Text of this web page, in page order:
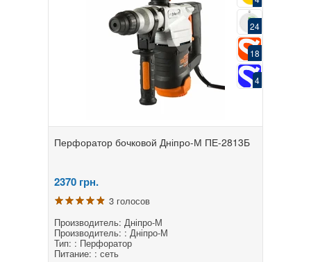
24
18
4
Перфоратор бочковой Дніпро-М ПЕ-2813Б
2370 грн.
3 голосов
Производитель: Дніпро-М
Производитель: : Дніпро-М
Тип: : Перфоратор
Питание: : сеть